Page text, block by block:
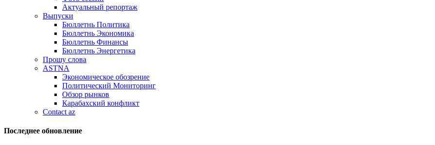
Актуальный репортаж
Выпуски
Бюллетнь Политика
Бюллетнь Экономика
Бюллетнь Финансы
Бюллетнь Энергетика
Прошу слова
ASTNA
Экономическое обозрение
Политический Мониторинг
Обзор рынков
Карабахский конфликт
Contact az
Последнее обновление